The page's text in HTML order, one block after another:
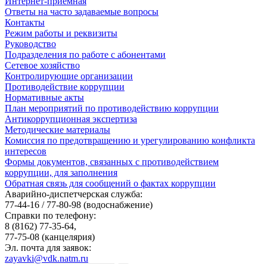
Ответы на часто задаваемые вопросы
Контакты
Режим работы и реквизиты
Руководство
Подразделения по работе с абонентами
Сетевое хозяйство
Контролирующие организации
Противодействие коррупции
Нормативные акты
План мероприятий по противодействию коррупции
Антикоррупционная экспертиза
Методические материалы
Комиссия по предотвращению и урегулированию конфликта
интересов
Формы документов, связанных с противодействием
коррупции, для заполнения
Обратная связь для сообщений о фактах коррупции
Аварийно-диспетчерская служба:
77-44-16 / 77-80-98 (водоснабжение)
Справки по телефону:
8 (8162) 77-35-64,
77-75-08 (канцелярия)
Эл. почта для заявок:
zayavki@vdk.natm.ru